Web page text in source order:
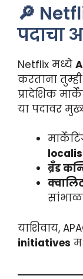
🔎
पदाचा
Netflix मध्ये
करताना
प्रादेशिक
या पदावर
ब्रँड
याशिवाय,
initiatives